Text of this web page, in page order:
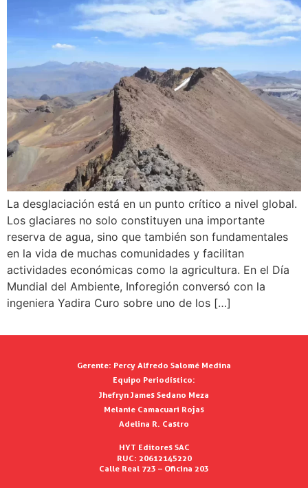
La desglaciación está en un punto crítico a nivel global.
Los glaciares no solo constituyen una importante
reserva de agua, sino que también son fundamentales
en la vida de muchas comunidades y facilitan
actividades económicas como la agricultura. En el Día
Mundial del Ambiente, Inforegión conversó con la
ingeniera Yadira Curo sobre uno de los […]
Gerente: Percy Alfredo Salomé Medina
Equipo Periodístico:
Jhefryn James Sedano Meza
Melanie Camacuari Rojas
Adelina R. Castro
HYT Editores SAC
RUC: 20612145220
Calle Real 723 – Oficina 203